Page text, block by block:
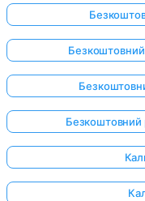
Безкоштовний
Безкоштовний